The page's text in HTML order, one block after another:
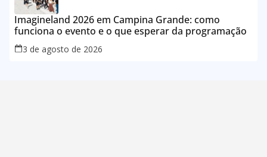
Imagineland 2026 em Campina Grande: como
funciona o evento e o que esperar da programação
3 de agosto de 2026